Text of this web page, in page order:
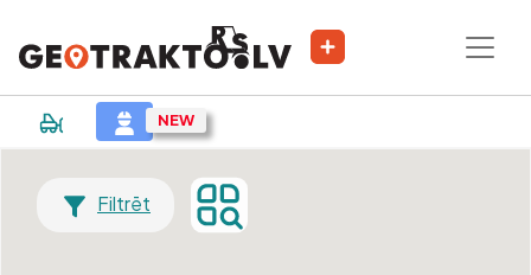
Filtrēt